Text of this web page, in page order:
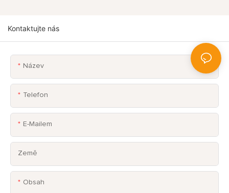
Kontaktujte nás
Název
Telefon
E-Mailem
Země
Obsah